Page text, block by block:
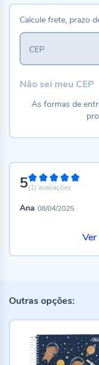
5100%
(1) avaliações
Ana 08/04/2025
Calcule frete, prazo
CEP
Não sei meu CEP
As formas de
Outras opções: